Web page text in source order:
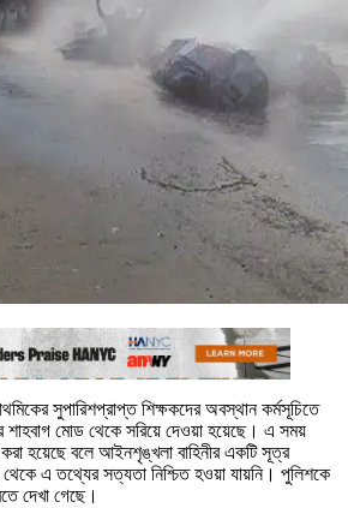
সুপারিশপ্রাপ্ত শিক্ষকদের অবস্থান কর্মসূচিতে
শাহবাগ মোড থেকে সরিয়ে দেওয়া হয়েছে। এ সময়
হয়েছে বলে আইনশৃঙ্খলা বাহিনীর একটি সূত্র
এ তথ্যের সত্যতা নিশ্চিত হওয়া যায়নি। পুলিশকে
দেখা গেছে।